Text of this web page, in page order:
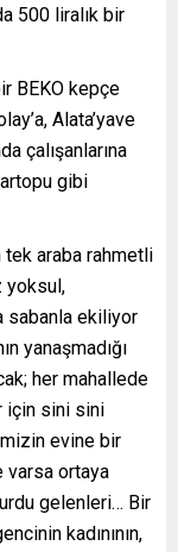
500 liralık bir
BEKO kepçe
Alata’yave
çalışanlarına
gibi
tek araba rahmetli
yoksul,
sabanla ekiliyor
yanaşmadığı
her mahallede
için sini sini
evine bir
varsa ortaya
gelenleri… Bir
kadınının,